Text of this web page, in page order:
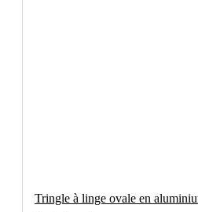
Tringle à linge ovale en